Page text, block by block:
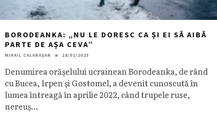
BORODEANKA: „NU LE DORESC CA ȘI EI SĂ AIBĂ
PARTE DE AȘA CEVA”
MIHAIL CALARAȘAN 18/01/2023
Denumirea orășelului ucrainean Borodeanka, de rând
cu Bucea, Irpen și Gostomel, a devenit cunoscută în
lumea întreagă în aprilie 2022, când trupele ruse,
nereuș...